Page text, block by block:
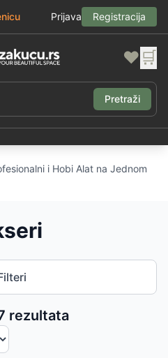
Prijava Registracija
❤️ 🛒
Pretraži
i Hobi Alat na Jednom
rezultata